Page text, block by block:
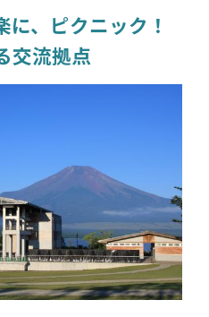
に、ピクニック！
交流拠点